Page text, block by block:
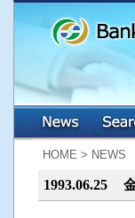
HOME > NEWS
1993.06.25